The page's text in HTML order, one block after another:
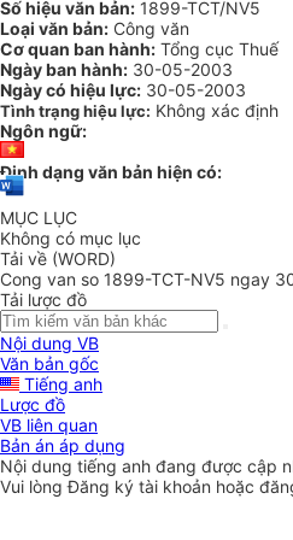
Số hiệu văn bản: 1899-TCT/NV5
Loại văn bản: Công văn
Cơ quan ban hành: Tổng cục Thuế
Ngày ban hành: 30-05-2003
Ngày có hiệu lực: 30-05-2003
Tình trạng hiệu lực: Không xác định
Ngôn ngữ:
Định dạng văn bản hiện có:
MỤC LỤC
Không có mục lục
Tải về (WORD)
Cong van so 1899-TCT-NV5 ngay
Tải lược đồ
Nội dung VB
Văn bản gốc
Tiếng anh
Lược đồ
VB liên quan
Bản án áp dụng
Nội dung tiếng anh đang được cập
Vui lòngĐăng ký tài khoản hoặc